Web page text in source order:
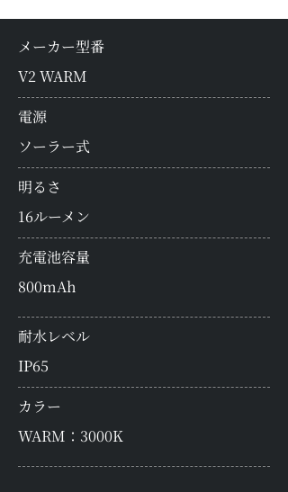
メーカー型番
V2 WARM
電源
ソーラー式
明るさ
16ルーメン
充電池容量
800mAh
耐水レベル
IP65
カラー
WARM：3000K